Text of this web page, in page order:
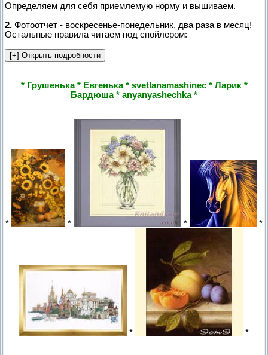
Определяем для себя приемлемую норму и вышиваем.
2. Фотоотчет - воскресенье-понедельник, два раза в месяц!
Остальные правила читаем под спойлером:
* Грушенька * Евгенька * svetlanamashinec * Ларик *
Бардюша * anyanyashechka *
* * * *
* *